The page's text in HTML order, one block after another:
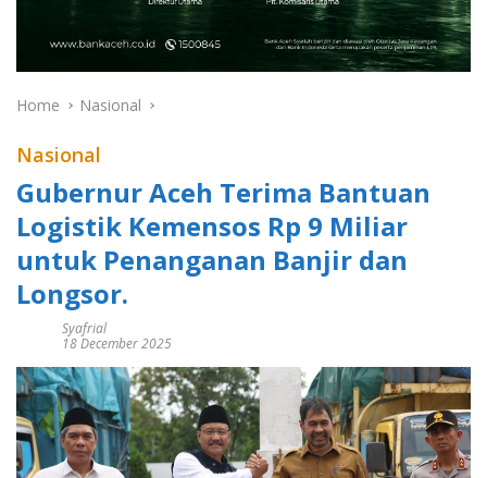
Home Nasional
Nasional
Gubernur Aceh Terima Bantuan
Logistik Kemensos Rp 9 Miliar
untuk Penanganan Banjir dan
Longsor.
Syafrial
18 December 2025